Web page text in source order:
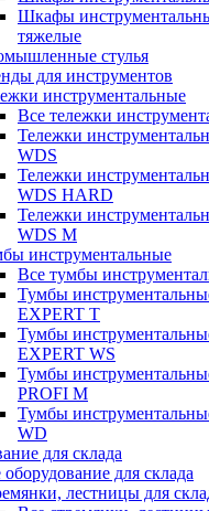
Шкафы
тяжелые
стулья
для инструментов
инструментальные
Все тележки
Тележки
WDS
Тележки
WDS HARD
Тележки
WDS M
инструментальные
Все тумбы
Тумбы
EXPERT T
Тумбы
EXPERT WS
Тумбы
PROFI M
Тумбы
WD
для склада
оборудование для склада
лестницы для